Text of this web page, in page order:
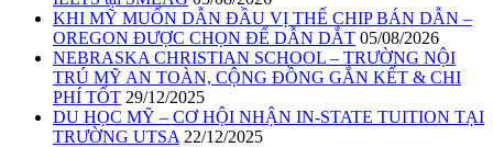
KHI MỸ MUỐN DẪN ĐẦU VỊ THẾ CHIP BÁN DẪN –
OREGON ĐƯỢC CHỌN ĐỂ DẪN DẮT 05/08/2026
NEBRASKA CHRISTIAN SCHOOL – TRƯỜNG NỘI
TRÚ MỸ AN TOÀN, CỘNG ĐỒNG GẮN KẾT & CHI
PHÍ TỐT 29/12/2025
DU HỌC MỸ – CƠ HỘI NHẬN IN-STATE TUITION TẠI
TRƯỜNG UTSA 22/12/2025